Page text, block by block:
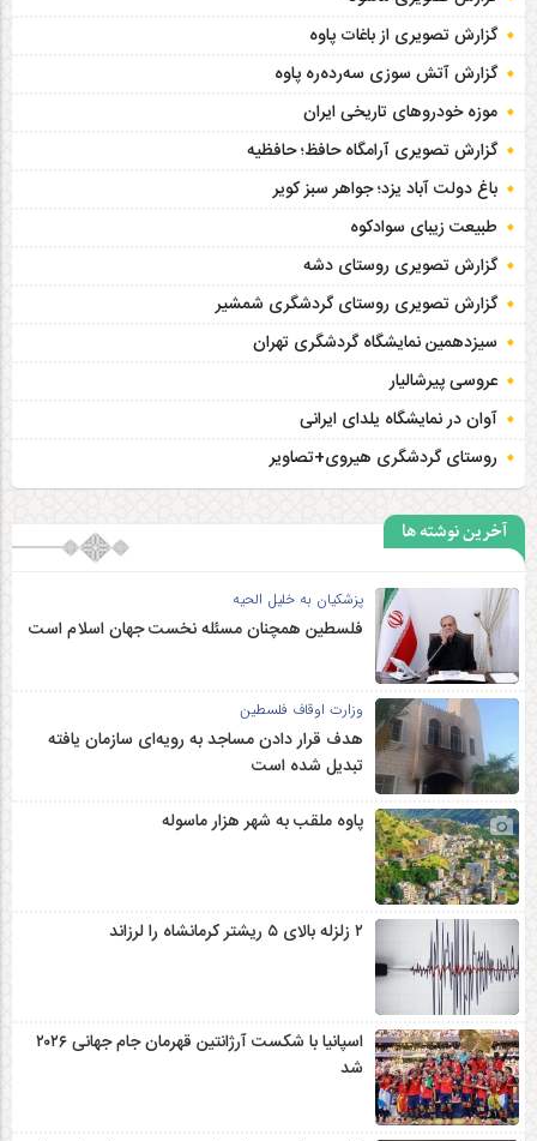
گزارش تصویری از باغات پاوه
گزارش آتش سوزی سەردەرە پاوه
موزه خودروهای تاریخی ایران
گزارش تصویری آرامگاه حافظ؛ حافظیه‎
باغ دولت آباد یزد؛ جواهر سبز کویر
طبیعت زیبای سوادکوه
گزارش تصویری روستای دشه
گزارش تصویری روستای گردشگری شمشیر
سیزدهمین نمایشگاه گردشگری تهران
عروسی پیرشالیار
آوان در نمایشگاه یلدای ایرانی
روستای گردشگری هیروی+تصاویر
آخرین نوشته ها
پزشکیان به خلیل الحیه
فلسطین همچنان مسئله نخست جهان اسلام است
وزارت اوقاف فلسطین
هدف قرار دادن مساجد به رویه‌ای سازمان‌ یافته
تبدیل شده است
پاوه ملقب به شهر هزار ماسوله
۲ زلزله‌ بالای ۵ ریشتر کرمانشاه را لرزاند
اسپانیا با شکست آرژانتین قهرمان جام جهانی ۲۰۲۶
شد